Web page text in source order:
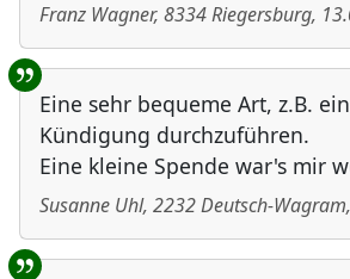
Franz Wagner, 8334Riegersburg,
Eine sehr bequeme Art, z.B.
Kündigung durchzuführen.
Eine kleine Spende war's mir
Susanne Uhl, 2232Deutsch-Wagram,